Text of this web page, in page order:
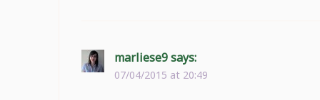
marliese9says:
07/04/2015 at 20:49